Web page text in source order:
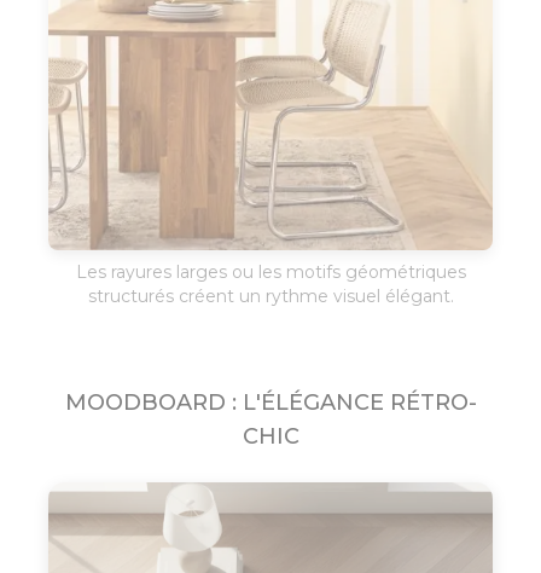
Les rayures larges ou les motifs géométriques
structurés créent un rythme visuel élégant.
MOODBOARD : L'ÉLÉGANCE RÉTRO-
CHIC